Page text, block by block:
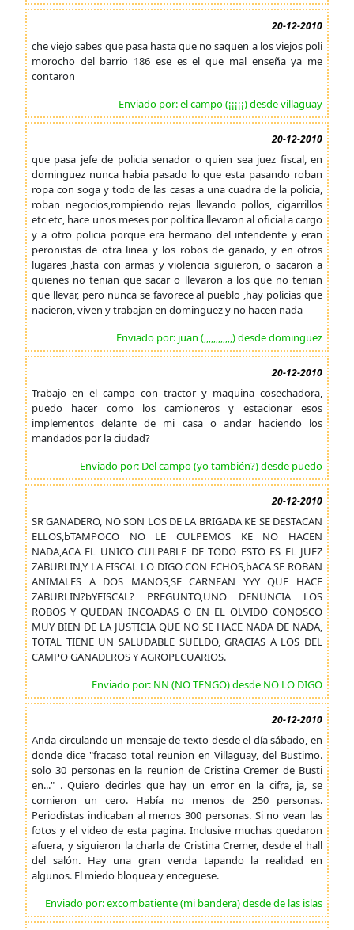
20-12-2010
che viejo sabes que pasa hasta que no saquen a los viejos poli
morocho del barrio 186 ese es el que mal enseña ya me
contaron
Enviado por: el campo (¡¡¡¡¡) desde villaguay
20-12-2010
que pasa jefe de policia senador o quien sea juez fiscal, en
dominguez nunca habia pasado lo que esta pasando roban
ropa con soga y todo de las casas a una cuadra de la policia,
roban negocios,rompiendo rejas llevando pollos, cigarrillos
etc etc, hace unos meses por politica llevaron al oficial a cargo
y a otro policia porque era hermano del intendente y eran
peronistas de otra linea y los robos de ganado, y en otros
lugares ,hasta con armas y violencia siguieron, o sacaron a
quienes no tenian que sacar o llevaron a los que no tenian
que llevar, pero nunca se favorece al pueblo ,hay policias que
nacieron, viven y trabajan en dominguez y no hacen nada
Enviado por: juan (,,,,,,,,,,,,) desde dominguez
20-12-2010
Trabajo en el campo con tractor y maquina cosechadora,
puedo hacer como los camioneros y estacionar esos
implementos delante de mi casa o andar haciendo los
mandados por la ciudad?
Enviado por: Del campo (yo también?) desde puedo
20-12-2010
SR GANADERO, NO SON LOS DE LA BRIGADA KE SE DESTACAN
ELLOS,bTAMPOCO NO LE CULPEMOS KE NO HACEN
NADA,ACA EL UNICO CULPABLE DE TODO ESTO ES EL JUEZ
ZABURLIN,Y LA FISCAL LO DIGO CON ECHOS,bACA SE ROBAN
ANIMALES A DOS MANOS,SE CARNEAN YYY QUE HACE
ZABURLIN?bYFISCAL? PREGUNTO,UNO DENUNCIA LOS
ROBOS Y QUEDAN INCOADAS O EN EL OLVIDO CONOSCO
MUY BIEN DE LA JUSTICIA QUE NO SE HACE NADA DE NADA,
TOTAL TIENE UN SALUDABLE SUELDO, GRACIAS A LOS DEL
CAMPO GANADEROS Y AGROPECUARIOS.
Enviado por: NN (NO TENGO) desde NO LO DIGO
20-12-2010
Anda circulando un mensaje de texto desde el día sábado, en
donde dice "fracaso total reunion en Villaguay, del Bustimo.
solo 30 personas en la reunion de Cristina Cremer de Busti
en..." . Quiero decirles que hay un error en la cifra, ja, se
comieron un cero. Había no menos de 250 personas.
Periodistas indicaban al menos 300 personas. Si no vean las
fotos y el video de esta pagina. Inclusive muchas quedaron
afuera, y siguieron la charla de Cristina Cremer, desde el hall
del salón. Hay una gran venda tapando la realidad en
algunos. El miedo bloquea y enceguese.
Enviado por: excombatiente (mi bandera) desde de las islas